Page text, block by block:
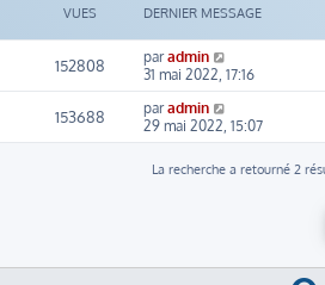
VUES DERNIER MESSAGE
152808 paradmin
31 mai 2022, 17:16
153688 paradmin
29 mai 2022, 15:07
La recherche a retourné 2